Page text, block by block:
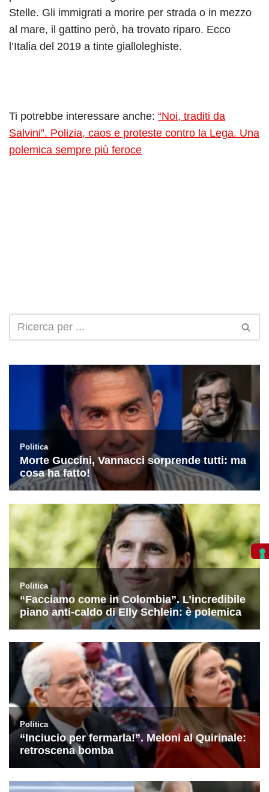
Stelle. Gli immigrati a morire per strada o in mezzo
al mare, il gattino però, ha trovato riparo. Ecco
l’Italia del 2019 a tinte gialloleghiste.
Ti potrebbe interessare anche: “Noi, traditi da
Salvini”. Polizia, caos e proteste contro la Lega. Una
polemica sempre più feroce